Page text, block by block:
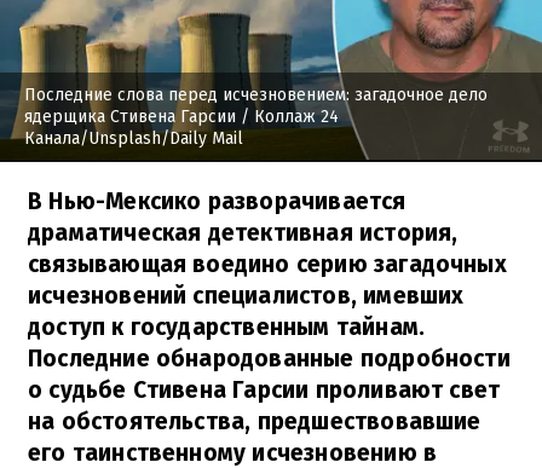
Последние слова перед исчезновением: загадочное дело
ядерщика Стивена Гарсии / Коллаж 24
Канала/Unsplash/Daily Mail
В Нью-Мексико разворачивается
драматическая детективная история,
связывающая воедино серию загадочных
исчезновений специалистов, имевших
доступ к государственным тайнам.
Последние обнародованные подробности
о судьбе Стивена Гарсии проливают свет
на обстоятельства, предшествовавшие
его таинственному исчезновению в